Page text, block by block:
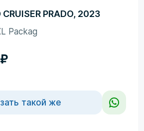
CRUISER PRADO, 2023
Packag
₽
такой же